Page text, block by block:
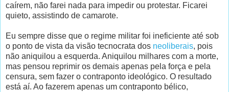
caírem, não farei nada para impedir ou protestar. Ficarei
quieto, assistindo de camarote.
Eu sempre disse que o regime militar foi ineficiente até sob
o ponto de vista da visão tecnocrata dos neoliberais, pois
não aniquilou a esquerda. Aniquilou milhares com a morte,
mas pensou reprimir os demais apenas pela força e pela
censura, sem fazer o contraponto ideológico. O resultado
está aí. Ao fazerem apenas um contraponto bélico,